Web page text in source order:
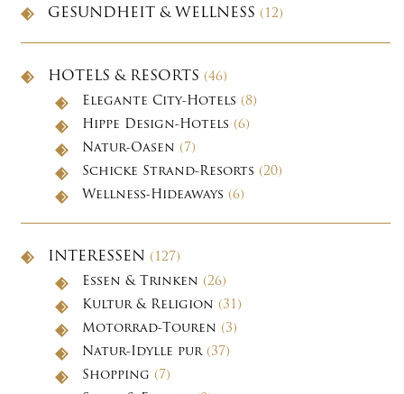
GESUNDHEIT & WELLNESS (12)
HOTELS & RESORTS (46)
Elegante City-Hotels (8)
Hippe Design-Hotels (6)
Natur-Oasen (7)
Schicke Strand-Resorts (20)
Wellness-Hideaways (6)
INTERESSEN (127)
Essen & Trinken (26)
Kultur & Religion (31)
Motorrad-Touren (3)
Natur-Idylle pur(37)
Shopping (7)